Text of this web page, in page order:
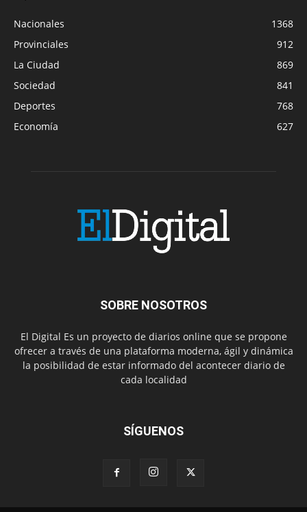
Nacionales
1368
Provinciales
912
La Ciudad
869
Sociedad
841
Deportes
768
Economía
627
SOBRE NOSOTROS
El Digital Es un proyecto de diarios online que se propone
ofrecer a través de una plataforma moderna, ágil y dinámica
la posibilidad de estar informado del acontecer diario de
cada localidad
SÍGUENOS